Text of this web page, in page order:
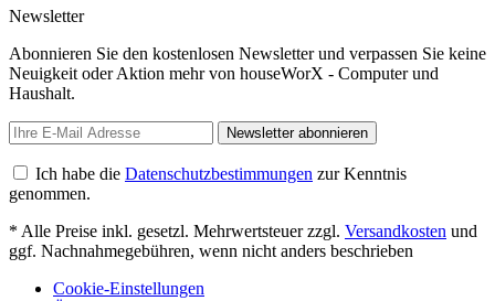
Newsletter
Abonnieren Sie den kostenlosen Newsletter und verpassen Sie keine
Neuigkeit oder Aktion mehr von houseWorX - Computer und
Haushalt.
Newsletter abonnieren
Ich habe die Datenschutzbestimmungen zur Kenntnis
genommen.
* Alle Preise inkl. gesetzl. Mehrwertsteuer zzgl. Versandkosten und
ggf. Nachnahmegebühren, wenn nicht anders beschrieben
Cookie-Einstellungen